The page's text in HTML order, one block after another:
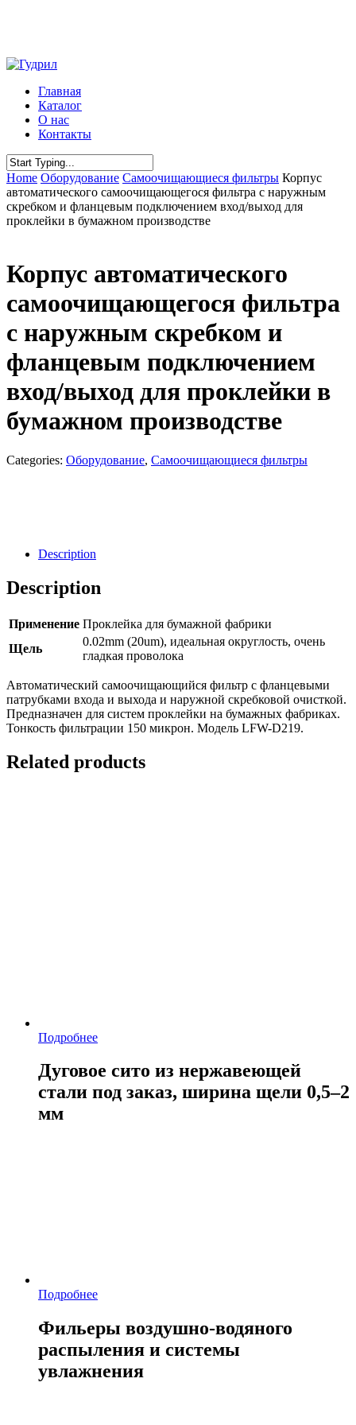
content
Menu
Главная
Каталог
О нас
Контакты
Close
Search
Home Оборудование Самоочищающиеся фильтры Корпус
автоматического самоочищающегося фильтра с наружным
скребком и фланцевым подключением вход/выход для
проклейки в бумажном производстве
Корпус автоматического
самоочищающегося фильтра
с наружным скребком и
фланцевым подключением
вход/выход для проклейки в
бумажном производстве
Categories: Оборудование, Самоочищающиеся фильтры
Description
Description
Применение Проклейка для бумажной фабрики
Щель
0.02mm (20um), идеальная округлость, очень
гладкая проволока
Автоматический самоочищающийся фильтр с фланцевыми
патрубками входа и выхода и наружной скребковой очисткой.
Предназначен для систем проклейки на бумажных фабриках.
Тонкость фильтрации 150 микрон. Модель LFW-D219.
Related products
Подробнее
Дуговое сито из нержавеющей
стали под заказ, ширина щели 0,5–2
мм
Подробнее
Фильеры воздушно-водяного
распыления и системы
увлажнения